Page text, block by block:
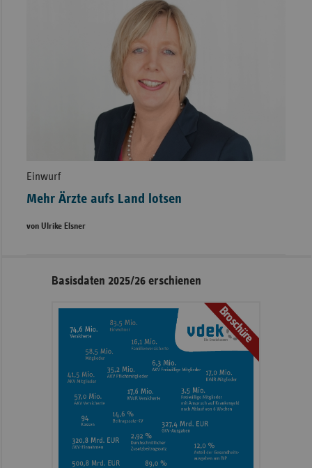
Einwurf
Mehr Ärzte aufs Land lotsen
von Ulrike Elsner
Seitennavigation
Seitenleiste
Informationen
Basisdaten 2025/26 erschienen
Broschüre